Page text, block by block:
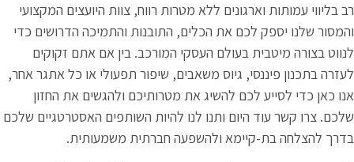
ללא מטרות רווח, צוות היועצים המקצועי
הכלים, התובנות והתמיכה הדרושים כדי
העסקי המורכב. בין אם אתם זקוקים
משאבים, שיפור תפעולי או כל אתגר אחר,
את מטרותיכם ולהגשים את החזון
לנו להיות השותפים האסטרטגיים שלכם
ולהשפעה חברתית משמעותית.